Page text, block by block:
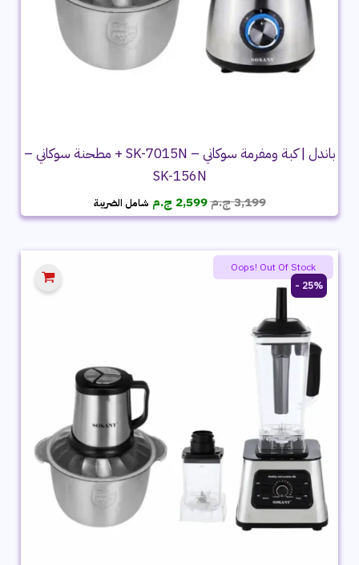
باندل | كبة ومفرمة سوكاني – SK-7015N + مطحنة سوكاني –
SK-156N
3,199ج.مالسعر
الأصلي
3,199 ج.م.
2,599 ج.م السعر
الحالي
2,599 ج.م.
شامل الضريبة
25% -
Oops! Out Of Stock